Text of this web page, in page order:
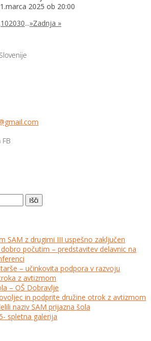
2025 ob 20:00
102030...»Zadnja »
SAM z drugimi III uspešno zaključen
počutim – predstavitev delavnic na
– učinkovita podpora v razvoju
z avtizmom
– OŠ Dobravlje
in podprite družine otrok z avtizmom
naziv SAM prijazna šola
spletna galerija